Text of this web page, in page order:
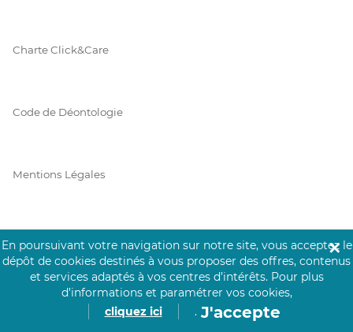
Charte Click&Care
Code de Déontologie
Mentions Légales
Protection des Données
En poursuivant votre navigation sur notre site, vous acceptez le
dépôt de cookies destinés à vous proposer des offres, contenus
et services adaptés à vos centres d’intérêts. Pour plus
d’informations et paramétrer vos cookies,
cliquez ici
. J'accepte
✕